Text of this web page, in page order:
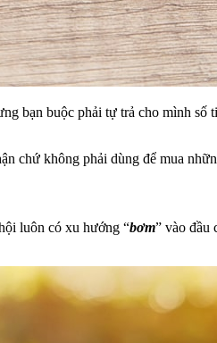
bạn buộc phải tự trả cho mình
chứ không phải dùng để mua
luôn có xu hướng “bơm” vào đầu